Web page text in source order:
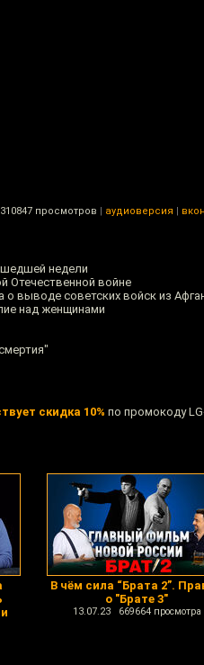
310847 просмотров | аудиоверсия |
недели
Отечественной войне
о выводе советских войск из
над женщинами
скидка 10% по промокоду
В чём сила “Брата 2”.
о "Брате 3"
13.07.23 669664 просмотра